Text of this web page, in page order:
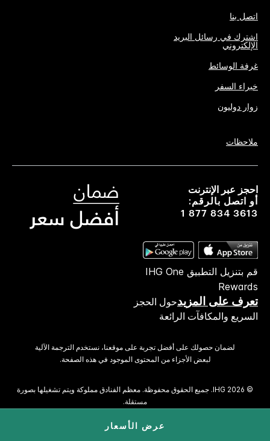
عرض الأسعار
اتصل بنا
اشترك في رسائل البريد
الإلكتروني
غرفة الوسائط
خبراء السفر
زوار دوليون
ملاحظات
احجز عبر الإنترنت
أو اتصل بالرقم:
1 877 834 3613
قم بتنزيل التطبيق IHG One
Rewards
تعرف على المزيدحول الحجز
السريع والمكافآت الرائعة
لضمان حصولك على أفضل تجربة على موقعنا، نستخدم الترجمة الآلية
لبعض الأجزاء من المحتوى الموجود في هذه الصفحة.
© 2026 IHG. ‫جميع الحقوق محفوظة.‬ معظم الفنادق مملوكة ويتم تشغيلها بصورة
مستقلة.